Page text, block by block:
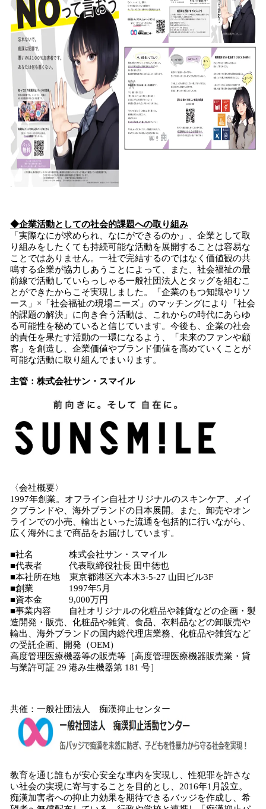
◆企業活動としての社会的課題への取り組み
「実際なにが求められ、なにができるのか」、企業として取
り組みをしたくても持続可能な活動を展開することは容易な
ことではありません。一社で完結するのではなく価値観の共
鳴する企業が協力しあうことによって、また、社会福祉の最
前線で活動していらっしゃる一般社団法人とタッグを組むこ
とができたからこそ実現しました。「企業のもつ知識やリソ
ース」×「社会福祉の現場ニーズ」のマッチングにより「社会
的課題の解決」に向き合う活動は、これからの時代にあらゆ
る可能性を秘めていると信じています。今後も、企業の社会
的責任を果たす活動の一環になるよう、「未来のファンや顧
客」を創造し、企業価値やブランド価値を高めていくことが
可能な活動に取り組んでまいります。
主管：株式会社サン・スマイル
〈会社概要〉
1997年創業。オフライン自社オリジナルのスキンケア、メイ
クブランドや、海外ブランドの日本展開。また、卸売やオン
ラインでの小売、輸出といった流通を包括的に行いながら、
広く海外にまで商品をお届けしています。
■社名 株式会社サン・スマイル
■代表者 代表取締役社長 田中徳也
■本社所在地 東京都港区六本木3-5-27 山田ビル3F
■創業 1997年5月
■資本金 9,000万円
■事業内容 自社オリジナルの化粧品や雑貨などの企画・製
造開発・販売、化粧品や雑貨、食品、衣料品などの卸販売や
輸出、海外ブランドの国内総代理店業務、化粧品や雑貨など
の受託企画、開発（OEM）
高度管理医療機器等の販売等［高度管理医療機器販売業・貸
与業許可証 29 港み生機器第 181 号］
共催：一般社団法人 痴漢抑止センター
教育を通じ誰もが安心安全な車内を実現し、性犯罪を許さな
い社会の実現に寄与することを目的とし、2016年1月設立。
痴漢加害者への抑止力効果を期待できるバッジを作成し、希